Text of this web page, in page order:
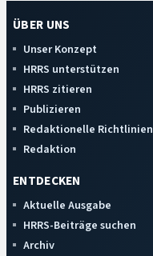
ÜBER UNS
Unser Konzept
HRRS unterstützen
HRRS zitieren
Publizieren
Redaktionelle Richtlinien
Redaktion
ENTDECKEN
Aktuelle Ausgabe
HRRS-Beiträge suchen
Archiv